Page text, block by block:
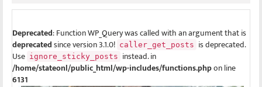
Deprecated: Function WP_Query was called with an argument that is
deprecatedsince version 3.1.0! caller_get_posts is deprecated.
Use ignore_sticky_posts instead. in
/home/stateonl/public_html/wp-includes/functions.phpon line
6131